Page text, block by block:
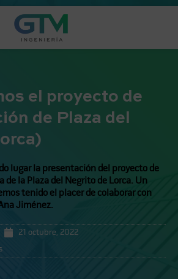
el proyecto de
de Plaza del
lugar la presentación del proyecto de
la Plaza del Negrito de Lorca. Un
tenido el placer de colaborar con
Jiménez.
21 octubre, 2022